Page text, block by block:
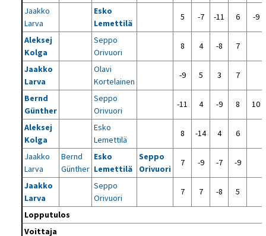
Jaakko
Larva
Esko
Lemettilä
5 -7 -11 6 -9
Aleksej
Kolga
Seppo
Orivuori
8 4 -8 7
Jaakko
Larva
Olavi
Kortelainen
-9 5 3 7
Bernd
Günther
Seppo
Orivuori
-11 4 -9 8 10
Aleksej
Kolga
Esko
Lemettilä
8 -14 4 6
Jaakko
Larva
Bernd
Günther
Esko
Lemettilä
Seppo
Orivuori
7 -9 -7 -9
Jaakko
Larva
Seppo
Orivuori
7 7 -8 5
Lopputulos
Voittaja